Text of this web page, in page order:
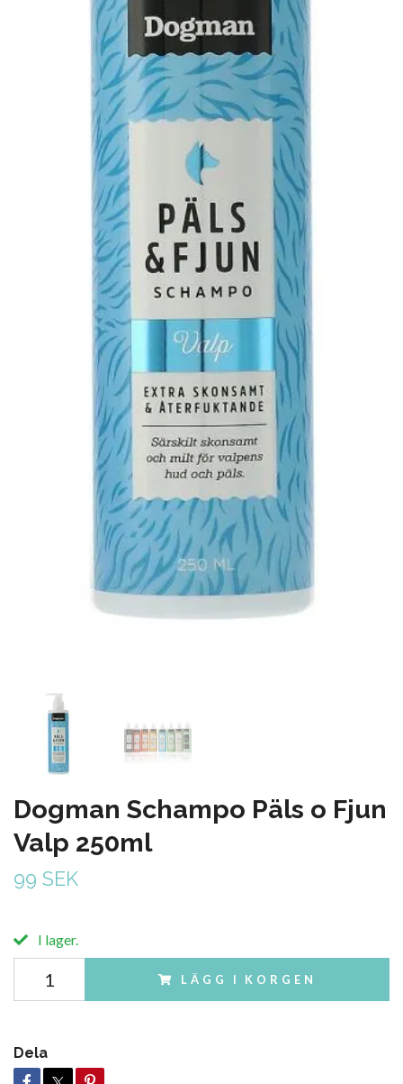
Dogman Schampo Päls o Fjun
Valp 250ml
99 SEK
I lager.
LÄGG I KORGEN
Dela